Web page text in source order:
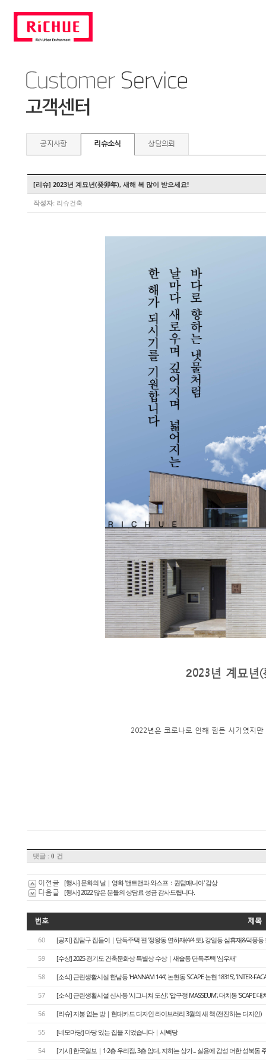
공지사항 리슈소식 상담의뢰
[리슈] 2023년 계묘년(癸卯年), 새해 복 많이 받으세요!
작성자: 리슈건축
2023년 계묘년
2022년은 코로나로 인해 힘든 시기였지
댓글 : 0 건
이전글 [행사] 문화의 날｜영화 '앤트맨과 와스프：퀀텀매니아' 감상
다음글 [행사] 2022 많은 분들의 상담료 성금 감사드립니다.
번호 제목
60 [공지] 집탐구 집들이｜단독주택 편 '정왕동 연하재(4/4 토), 강일동 심휴재&덕풍동
59 [수상] 2025 경기도 건축문화상 특별상 수상｜새솔동 단독주택 '심우재'
58 [소식] 근린생활시설 한남동 'HANNAM 144', 논현동 'SCAPE 논현 18315', 'INTER-
57 [소식] 근린생활시설 신사동 '시그니쳐 도산', '압구정 MASSEUM', 대치동 'SCAPE 대
56 [리슈] 지붕 없는 방｜현대카드 디자인 라이브러리 3월의 새 책 (전진하는 디자인)
55 [네모마당] 마당 있는 집을 지었습니다｜시백당
54 [기사] 한국일보｜1·2층 우리집, 3층 임대, 지하는 상가... 실용에 감성 더한 성북동